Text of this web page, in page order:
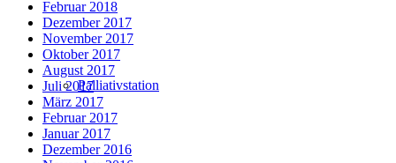
Palliativstation
Februar 2018
Dezember 2017
November 2017
Oktober 2017
August 2017
Juli 2017
März 2017
Februar 2017
Januar 2017
Dezember 2016